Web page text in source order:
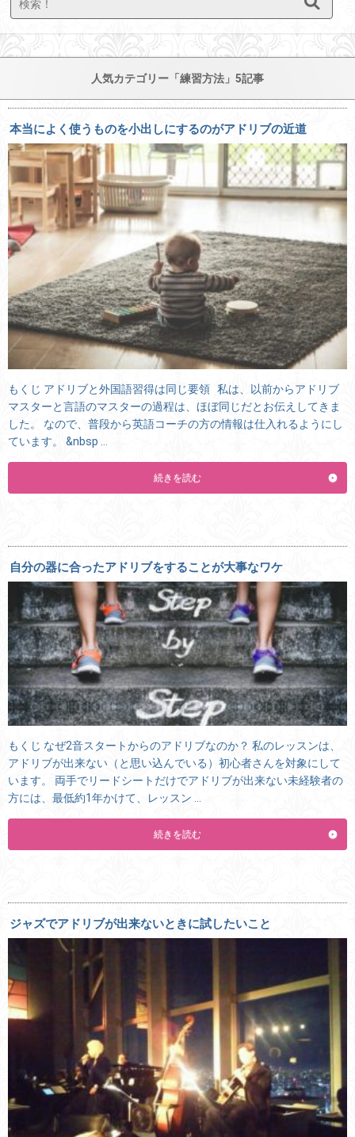
人気カテゴリー「練習方法」5記事
本当によく使うものを小出しにするのがアドリブの近道
もくじ アドリブと外国語習得は同じ要領 私は、以前からアドリブ
マスターと言語のマスターの過程は、ほぼ同じだとお伝えしてきま
した。 なので、普段から英語コーチの方の情報は仕入れるようにし
ています。 &nbsp …
続きを読む
自分の器に合ったアドリブをすることが大事なワケ
もくじ なぜ2音スタートからのアドリブなのか？ 私のレッスンは、
アドリブが出来ない（と思い込んでいる）初心者さんを対象にして
います。 両手でリードシートだけでアドリブが出来ない未経験者の
方には、最低約1年かけて、レッスン …
続きを読む
ジャズでアドリブが出来ないときに試したいこと